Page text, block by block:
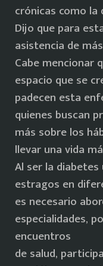
crónicas como la
Dijo que para
asistencia de
Cabe mencionar
espacio que se
padecen esta
quienes buscan
más sobre los
llevar una vida
Al ser la
estragos en
es necesario
especialidades,
encuentros
de salud,